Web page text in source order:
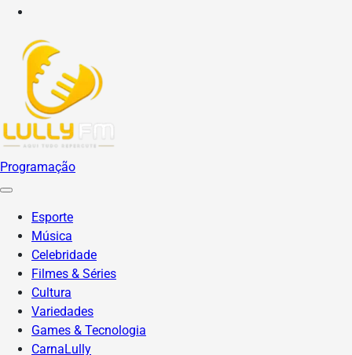
Programação
Esporte
Música
Celebridade
Filmes & Séries
Cultura
Variedades
Games & Tecnologia
CarnaLully